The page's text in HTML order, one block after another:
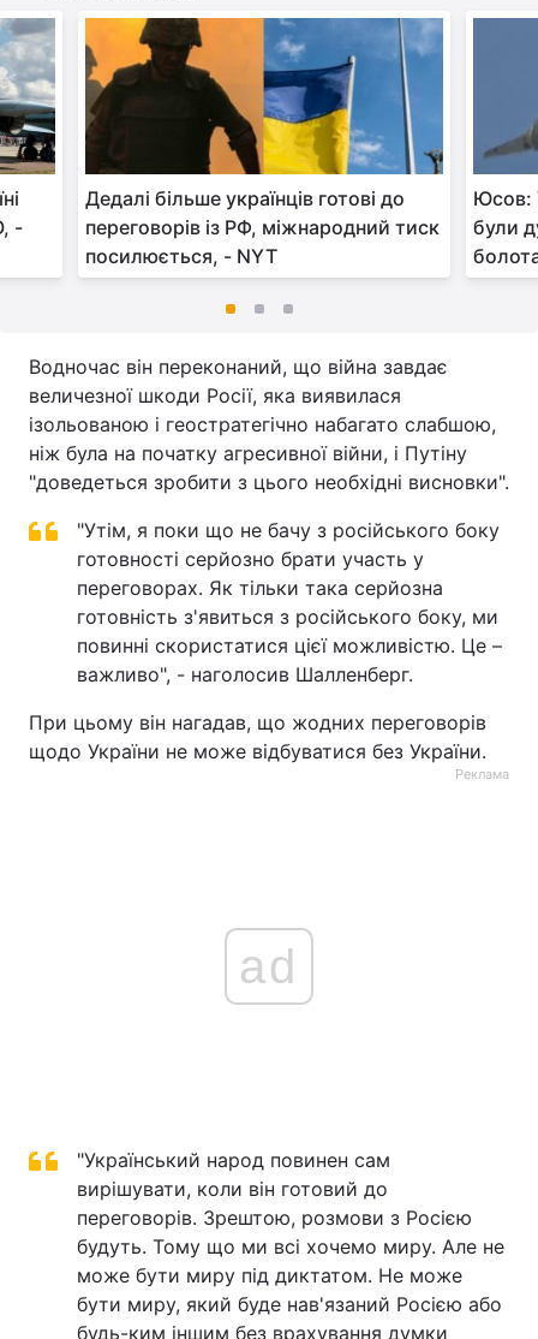
-
Дедалі більше українців готові до
переговорів із РФ, міжнародний тиск
посилюється, - NYT
Юсов:
були
Водночас він переконаний, що війна завдає
величезної шкоди Росії, яка виявилася
ізольованою і геостратегічно набагато слабшою,
ніж була на початку агресивної війни, і Путіну
"доведеться зробити з цього необхідні висновки".
"Утім, я поки що не бачу з російського боку
готовності серйозно брати участь у
переговорах. Як тільки така серйозна
готовність з'явиться з російського боку, ми
повинні скористатися цієї можливістю. Це –
важливо", - наголосив Шалленберг.
При цьому він нагадав, що жодних переговорів
щодо України не може відбуватися без України.
Реклама
ad
"Український народ повинен сам
вирішувати, коли він готовий до
переговорів. Зрештою, розмови з Росією
будуть. Тому що ми всі хочемо миру. Але не
може бути миру під диктатом. Не може
бути миру, який буде нав'язаний Росією або
будь-ким іншим без врахування думки